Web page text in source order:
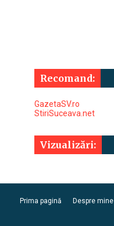
Recomand:
GazetaSV.ro
StiriSuceava.net
Vizualizări:
Prima pagină Despre mine